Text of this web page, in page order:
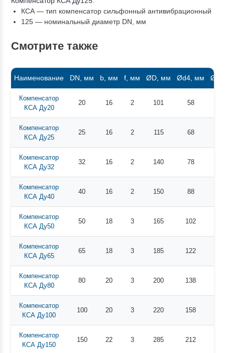
КСА — тип компенсатор сильфонный антивибрационный
125 — номинальный диаметр DN, мм
Смотрите также
Наименование DN, мм b, мм f, мм ØD, мм Ød4, мм
Компенсатор
КСА Ду20
20 16 2 101 58
Компенсатор
КСА Ду25
25 16 2 115 68
Компенсатор
КСА Ду32
32 16 2 140 78
Компенсатор
КСА Ду40
40 16 2 150 88
Компенсатор
КСА Ду50
50 18 3 165 102
Компенсатор
КСА Ду65
65 18 3 185 122
Компенсатор
КСА Ду80
80 20 3 200 138
Компенсатор
КСА Ду100
100 20 3 220 158
Компенсатор
КСА Ду150
150 22 3 285 212